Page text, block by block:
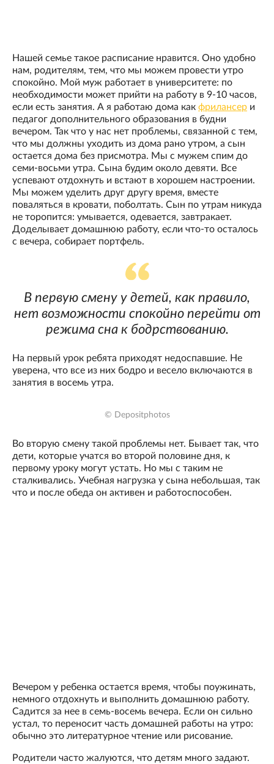
Нашей семье такое расписание нравится. Оно удобно
нам, родителям, тем, что мы можем провести утро
спокойно. Мой муж работает в университете: по
необходимости может прийти на работу в 9-10 часов,
если есть занятия. А я работаю дома как фрилансер и
педагог дополнительного образования в будни
вечером. Так что у нас нет проблемы, связанной с тем,
что мы должны уходить из дома рано утром, а сын
остается дома без присмотра. Мы с мужем спим до
семи-восьми утра. Сына будим около девяти. Все
успевают отдохнуть и встают в хорошем настроении.
Мы можем уделить друг другу время, вместе
поваляться в кровати, поболтать. Сын по утрам никуда
не торопится: умывается, одевается, завтракает.
Доделывает домашнюю работу, если что-то осталось
с вечера, собирает портфель.
В первую смену у детей, как правило,
нет возможности спокойно перейти от
режима сна к бодрствованию.
На первый урок ребята приходят недоспавшие. Не
уверена, что все из них бодро и весело включаются в
занятия в восемь утра.
© Depositphotos
Во вторую смену такой проблемы нет. Бывает так, что
дети, которые учатся во второй половине дня, к
первому уроку могут устать. Но мы с таким не
сталкивались. Учебная нагрузка у сына небольшая, так
что и после обеда он активен и работоспособен.
Вечером у ребенка остается время, чтобы поужинать,
немного отдохнуть и выполнить домашнюю работу.
Садится за нее в семь-восемь вечера. Если он сильно
устал, то переносит часть домашней работы на утро:
обычно это литературное чтение или рисование.
Родители часто жалуются, что детям много задают.